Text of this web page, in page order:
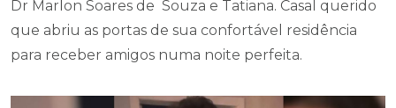
Dr Marlon Soares de Souza e Tatiana. Casal querido
que abriu as portas de sua confortável residência
para receber amigos numa noite perfeita.